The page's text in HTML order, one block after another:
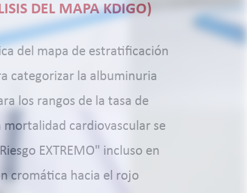
DEL MAPA KDIGO)
del mapa de estratificación
categorizar la albuminuria
los rangos de la tasa de
mortalidad cardiovascular se
EXTREMO" incluso en
cromática hacia el rojo